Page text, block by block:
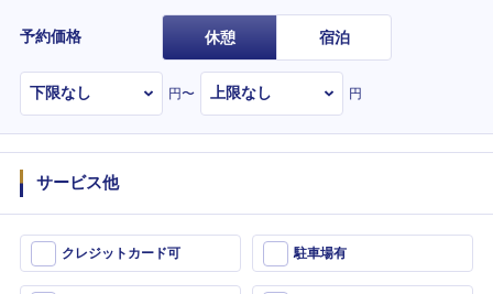
予約価格 休憩 宿泊
円〜 円
サービス他
クレジットカード可 駐車場有